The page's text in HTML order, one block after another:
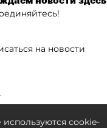
на новости
cookie-